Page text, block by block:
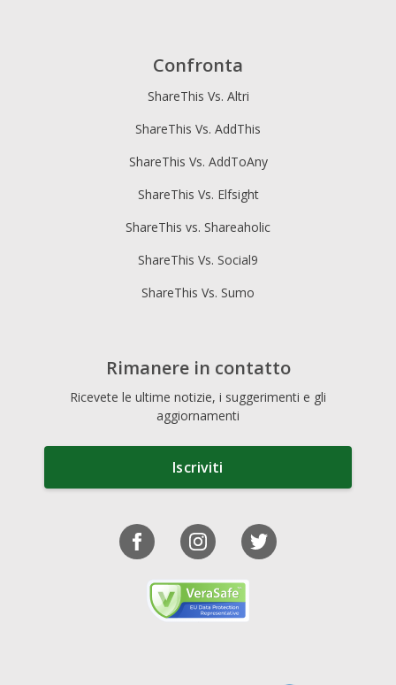
Confronta
ShareThis Vs. Altri
ShareThis Vs. AddThis
ShareThis Vs. AddToAny
ShareThis Vs. Elfsight
ShareThis vs. Shareaholic
ShareThis Vs. Social9
ShareThis Vs. Sumo
Rimanere in contatto
Ricevete le ultime notizie, i suggerimenti e gli
aggiornamenti
Iscriviti